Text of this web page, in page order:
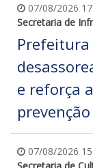
07/08/2026
Secretaria de
e reforça
07/08/2026